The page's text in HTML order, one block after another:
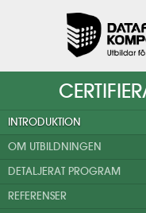
INTRODUKTION
OM UTBILDNINGEN
DETALJERAT PROGRAM
REFERENSER